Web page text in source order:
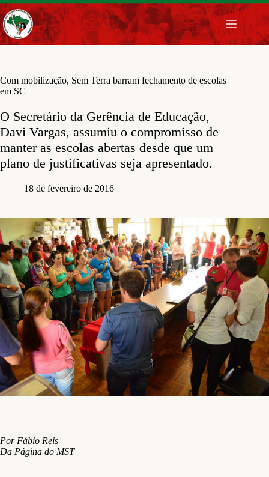
Pular
para
o
conteúdo
Com mobilização, Sem Terra barram fechamento de escolas
em SC
O Secretário da Gerência de Educação,
Davi Vargas, assumiu o compromisso de
manter as escolas abertas desde que um
plano de justificativas seja apresentado.
18 de fevereiro de 2016
Por Fábio Reis
Da Página do MST